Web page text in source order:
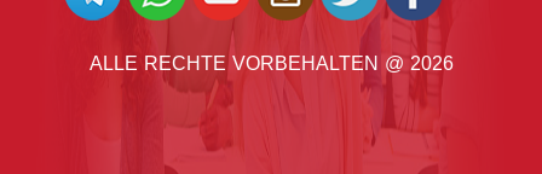
ALLE RECHTE VORBEHALTEN @ 2026